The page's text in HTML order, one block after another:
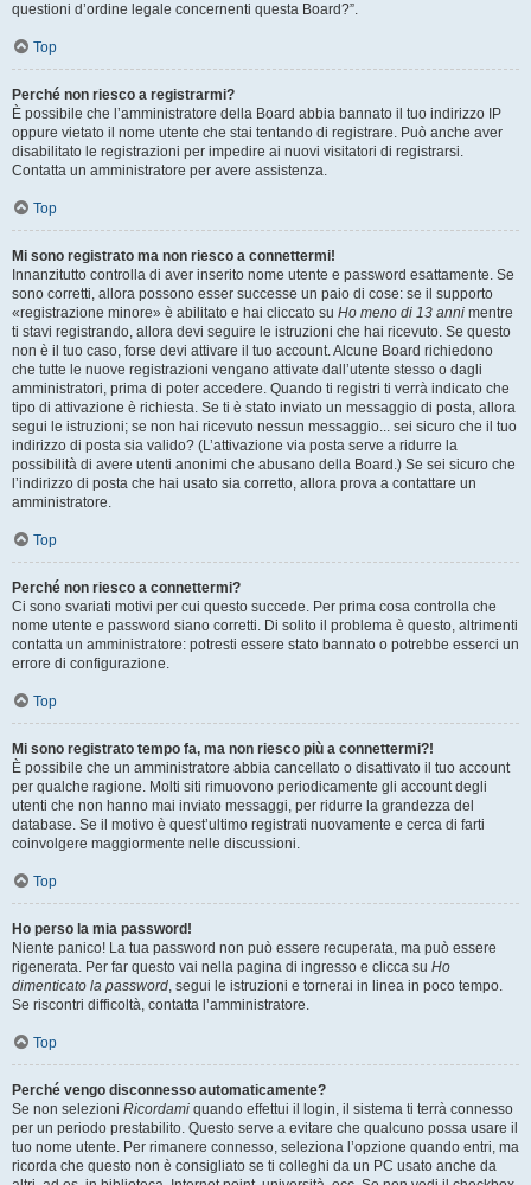
questioni d’ordine legale concernenti questa Board?”.
Top
Perché non riesco a registrarmi?
È possibile che l’amministratore della Board abbia bannato il tuo indirizzo IP
oppure vietato il nome utente che stai tentando di registrare. Può anche aver
disabilitato le registrazioni per impedire ai nuovi visitatori di registrarsi.
Contatta un amministratore per avere assistenza.
Top
Mi sono registrato ma non riesco a connettermi!
Innanzitutto controlla di aver inserito nome utente e password esattamente. Se
sono corretti, allora possono esser successe un paio di cose: se il supporto
«registrazione minore» è abilitato e hai cliccato su Ho meno di 13 anni mentre
ti stavi registrando, allora devi seguire le istruzioni che hai ricevuto. Se questo
non è il tuo caso, forse devi attivare il tuo account. Alcune Board richiedono
che tutte le nuove registrazioni vengano attivate dall’utente stesso o dagli
amministratori, prima di poter accedere. Quando ti registri ti verrà indicato che
tipo di attivazione è richiesta. Se ti è stato inviato un messaggio di posta, allora
segui le istruzioni; se non hai ricevuto nessun messaggio... sei sicuro che il tuo
indirizzo di posta sia valido? (L’attivazione via posta serve a ridurre la
possibilità di avere utenti anonimi che abusano della Board.) Se sei sicuro che
l’indirizzo di posta che hai usato sia corretto, allora prova a contattare un
amministratore.
Top
Perché non riesco a connettermi?
Ci sono svariati motivi per cui questo succede. Per prima cosa controlla che
nome utente e password siano corretti. Di solito il problema è questo, altrimenti
contatta un amministratore: potresti essere stato bannato o potrebbe esserci un
errore di configurazione.
Top
Mi sono registrato tempo fa, ma non riesco più a connettermi?!
È possibile che un amministratore abbia cancellato o disattivato il tuo account
per qualche ragione. Molti siti rimuovono periodicamente gli account degli
utenti che non hanno mai inviato messaggi, per ridurre la grandezza del
database. Se il motivo è quest’ultimo registrati nuovamente e cerca di farti
coinvolgere maggiormente nelle discussioni.
Top
Ho perso la mia password!
Niente panico! La tua password non può essere recuperata, ma può essere
rigenerata. Per far questo vai nella pagina di ingresso e clicca su Ho
dimenticato la password, segui le istruzioni e tornerai in linea in poco tempo.
Se riscontri difficoltà, contatta l’amministratore.
Top
Perché vengo disconnesso automaticamente?
Se non selezioni Ricordami quando effettui il login, il sistema ti terrà connesso
per un periodo prestabilito. Questo serve a evitare che qualcuno possa usare il
tuo nome utente. Per rimanere connesso, seleziona l’opzione quando entri, ma
ricorda che questo non è consigliato se ti colleghi da un PC usato anche da